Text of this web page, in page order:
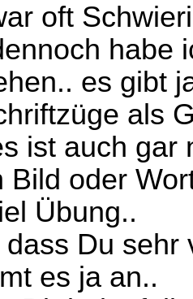
oft
habe
es gibt
als
ist auch
Bild oder
Übung..
Du
es ja an..